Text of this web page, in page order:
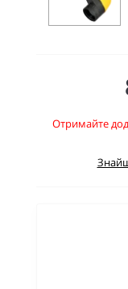
Отримайте